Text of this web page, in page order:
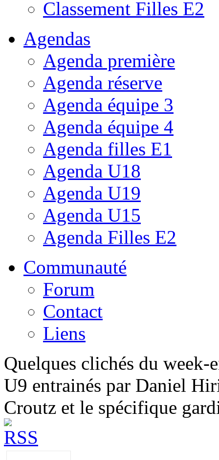
Classement Filles E2
Agendas
Agenda première
Agenda réserve
Agenda équipe 3
Agenda équipe 4
Agenda filles E1
Agenda U18
Agenda U19
Agenda U15
Agenda Filles E2
Communauté
Forum
Contact
Liens
Quelques clichés du week-
U9 entrainés par Daniel
Croutz et le spécifique